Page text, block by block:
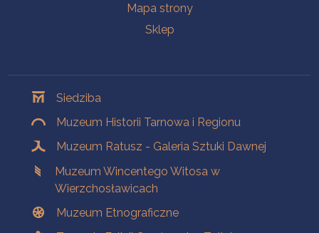
Mapa strony
Sklep
Siedziba
Muzeum Historii Tarnowa i Regionu
Muzeum Ratusz - Galeria Sztuki Dawnej
Muzeum Wincentego Witosa w
Wierzchosławicach
Muzeum Etnograficzne